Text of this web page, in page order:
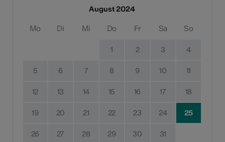
August 2024
Mo Di Mi Do Fr Sa So
1 2 3 4
5 6 7 8 9 10 11
12 13 14 15 16 17 18
19 20 21 22 23 24 25
26 27 28 29 30 31